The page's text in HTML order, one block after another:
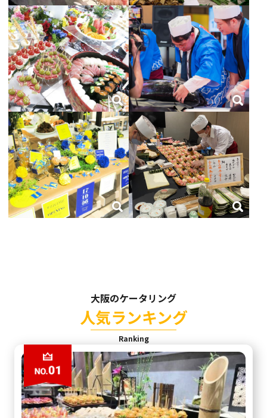
大阪のケータリング
人気ランキング
Ranking